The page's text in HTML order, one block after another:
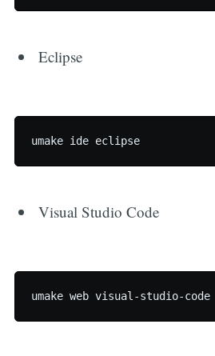
Eclipse
umake ide eclipse
Visual Studio Code
umake web visual-studio-code